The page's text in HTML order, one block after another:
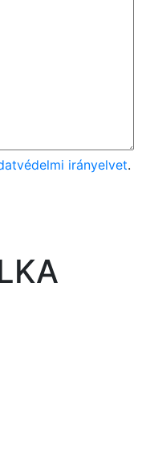
irányelvet.